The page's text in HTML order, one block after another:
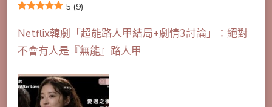
5 (9)
Netflix韓劇「超能路人甲結局+劇情3討論」：絕對
不會有人是『無能』路人甲